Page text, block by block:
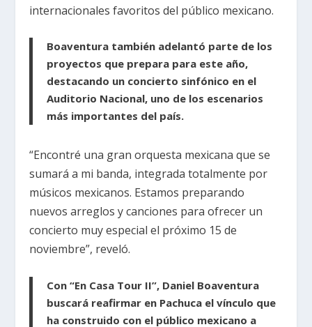
internacionales favoritos del público mexicano.
Boaventura también adelantó parte de los
proyectos que prepara para este año,
destacando un concierto sinfónico en el
Auditorio Nacional, uno de los escenarios
más importantes del país.
“Encontré una gran orquesta mexicana que se
sumará a mi banda, integrada totalmente por
músicos mexicanos. Estamos preparando
nuevos arreglos y canciones para ofrecer un
concierto muy especial el próximo 15 de
noviembre”, reveló.
Con “En Casa Tour II”, Daniel Boaventura
buscará reafirmar en Pachuca el vínculo que
ha construido con el público mexicano a